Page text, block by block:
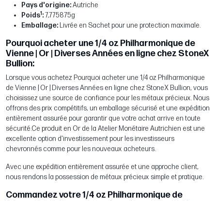
Pays d'origine:Autriche
Poids1:7,775875g
Emballage: Livrée en Sachet pour une protection maximale.
Pourquoi acheter une 1/4 oz Philharmonique de
Vienne | Or | Diverses Années en ligne chez StoneX
Bullion:
Lorsque vous achetez Pourquoi acheter une 1/4 oz Philharmonique
de Vienne | Or | Diverses Années en ligne chez StoneX Bullion, vous
choisissez une source de confiance pour les métaux précieux. Nous
offrons des prix compétitifs, un emballage sécurisé et une expédition
entièrement assurée pour garantir que votre achat arrive en toute
sécurité.Ce produit en Or de la Atelier Monétaire Autrichien est une
excellente option d'investissement pour les investisseurs
chevronnés comme pour les nouveaux acheteurs.
Avec une expédition entièrement assurée et une approche client,
nous rendons la possession de métaux précieux simple et pratique.
Commandez votre 1/4 oz Philharmonique de